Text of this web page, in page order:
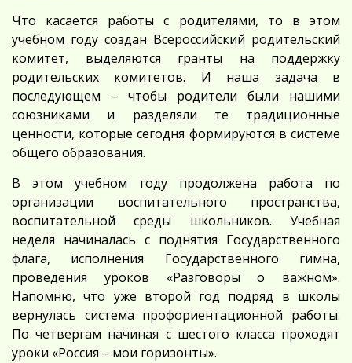
Что касается работы с родителями, то в этом
учебном году создан Всероссийский родительский
комитет, выделяются гранты на поддержку
родительских комитетов. И наша задача в
последующем – чтобы родители были нашими
союзниками и разделяли те традиционные
ценности, которые сегодня формируются в системе
общего образования.
В этом учебном году продолжена работа по
организации воспитательного пространства,
воспитательной среды школьников. Учебная
неделя начиналась с поднятия Государственного
флага, исполнения Государственного гимна,
проведения уроков «Разговоры о важном».
Напомню, что уже второй год подряд в школы
вернулась система профориентационной работы.
По четвергам начиная с шестого класса проходят
уроки «Россия – мои горизонты».